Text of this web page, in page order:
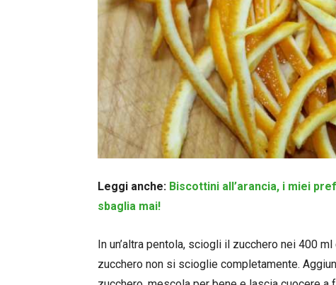
Leggi anche: Biscottini all’arancia, i miei
sbaglia mai!
In un’altra pentola, sciogli il zucchero nei 400
zucchero non si scioglie completamente.